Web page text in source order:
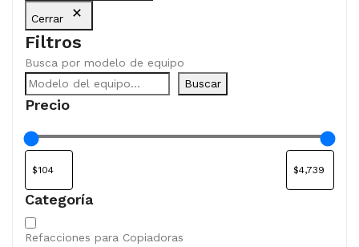
Cerrar
Filtros
Busca por modelo de equipo
Buscar
Precio
Categoría
Categoría
Refacciones para Copiadoras